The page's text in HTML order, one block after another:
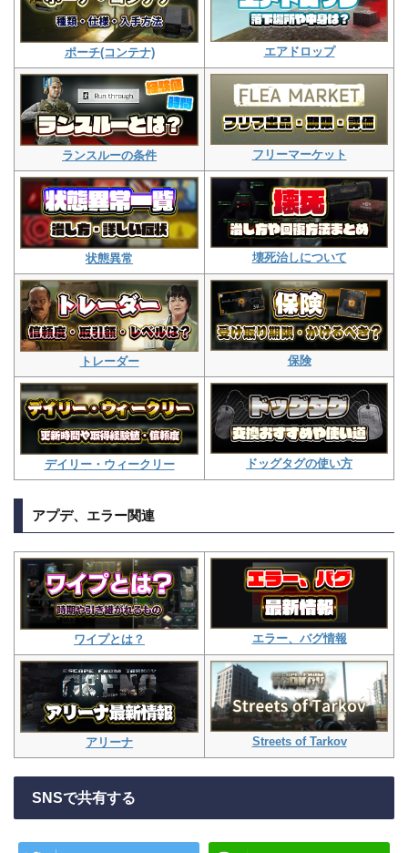
ポーチ(コンテナ) エアドロップ
ランスルーの条件 フリーマーケット
状態異常 壊死治しについて
トレーダー 保険
デイリー・ウィークリー ドッグタグの使い方
アプデ、エラー関連
ワイプとは？ エラー、バグ情報
アリーナ Streets of Tarkov
SNSで共有する